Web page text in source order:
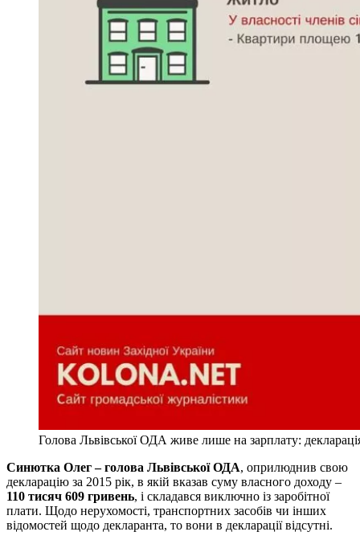
Голова Львівської ОДА живе лише на зарплату:
Синютка Олег – голова Львівської ОДА, оприлюднив свою
декларацію за 2015 рік, в якій вказав суму власного доходу –
110 тисяч 609 гривень, і складався виключно із заробітної
плати. Щодо нерухомості, транспортних засобів чи інших
відомостей щодо декларанта, то вони в декларації відсутні.